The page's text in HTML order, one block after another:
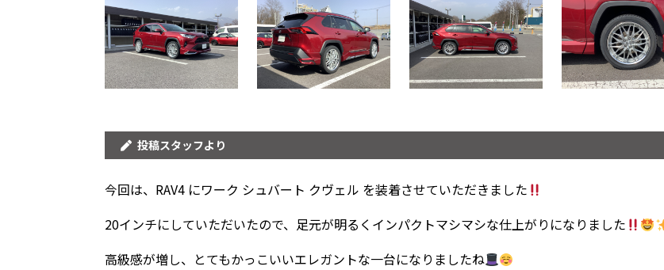
投稿スタッフより
今回は、RAV4 にワーク シュバート クヴェル を装着させていただきました
20インチにしていただいたので、足元が明るくインパクトマシマシな仕上がりになりました
高級感が増し、とてもかっこいいエレガントな一台になりましたね